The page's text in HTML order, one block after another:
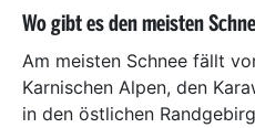
Wo gibt es den meisten
Am meisten Schnee fällt
Karnischen Alpen, den
in den östlichen